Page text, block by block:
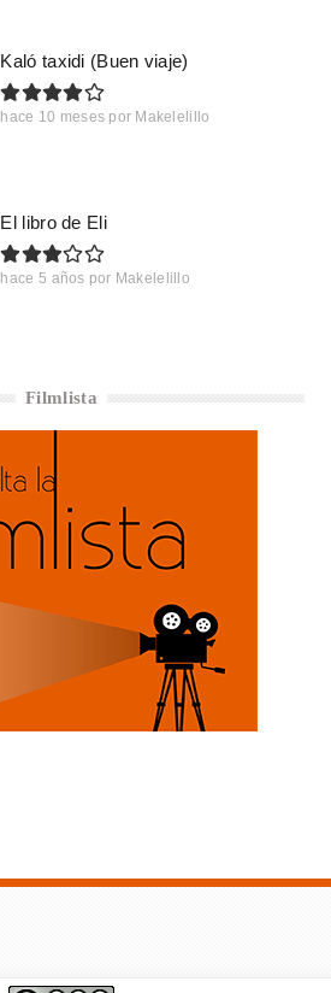
Kaló taxidi (Buen viaje)
hace 10 meses por Makelelillo
El libro de Eli
hace 5 años por Makelelillo
Filmlista